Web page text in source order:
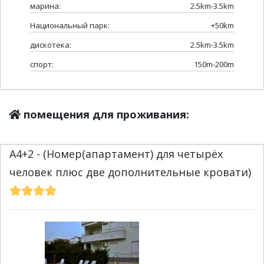
марина:
2.5km-3.5km
Национальный парк:
+50km
дискотека:
2.5km-3.5km
спорт:
150m-200m
помещения для проживания:
A4+2 - (Номер(апартамент) для четырёх
человек плюс две дополнительные кровати)